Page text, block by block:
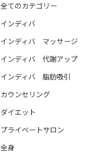
全てのカテゴリー
インディバ
インディバ マッサージ
インディバ 代謝アップ
インディバ 脂肪吸引
カウンセリング
ダイエット
プライベートサロン
全身